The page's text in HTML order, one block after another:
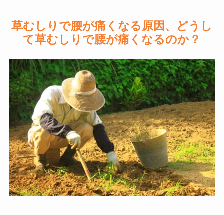
草むしりで腰が痛く なる原因、どうし
て草むしりで腰が痛くなるのか ？